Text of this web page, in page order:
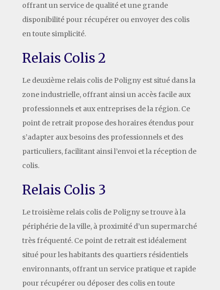
offrant un service de qualité et une grande
disponibilité pour récupérer ou envoyer des colis
en toute simplicité.
Relais Colis 2
Le deuxième relais colis de Poligny est situé dans la
zone industrielle, offrant ainsi un accès facile aux
professionnels et aux entreprises de la région. Ce
point de retrait propose des horaires étendus pour
s’adapter aux besoins des professionnels et des
particuliers, facilitant ainsi l’envoi et la réception de
colis.
Relais Colis 3
Le troisième relais colis de Poligny se trouve à la
périphérie de la ville, à proximité d’un supermarché
très fréquenté. Ce point de retrait est idéalement
situé pour les habitants des quartiers résidentiels
environnants, offrant un service pratique et rapide
pour récupérer ou déposer des colis en toute